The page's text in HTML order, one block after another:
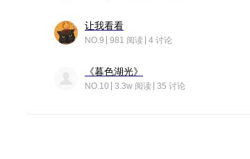
让我看看
NO.9 981 阅读 4 讨论
《暮色湖光》
NO.10 3.3w 阅读 35 讨论